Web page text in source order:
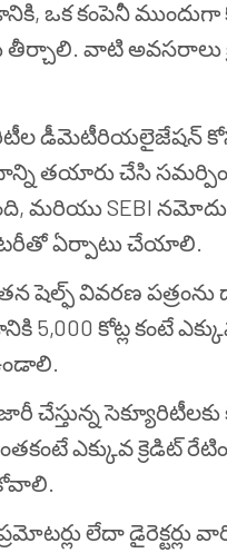
, ఒక కంపెనీ ముందుగా
వాటి అవసరాలు
డీమెటీరియలైజేషన్
తయారు చేసి
, మరియుSEBI నమోదు
ఏర్పాటు చేయాలి.
షెల్ఫ్ వివరణ
5,000 కోట్ల కంటే
చేస్తున్న
ఎక్కువ క్రెడిట్
లేదా డైరెక్టర్లు